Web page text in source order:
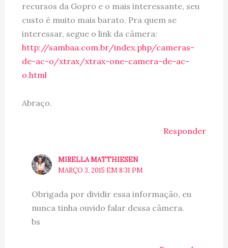
recursos da Gopro e o mais interessante, seu
custo é muito mais barato. Pra quem se
interessar, segue o link da câmera:
http://sambaa.com.br/index.php/cameras-
de-ac-o/xtrax/xtrax-one-camera-de-ac-
o.html
Abraço.
Responder
MIRELLA MATTHIESEN
MARÇO 3, 2015 EM 8:31 PM
Obrigada por dividir essa informação, eu
nunca tinha ouvido falar dessa câmera.
bs